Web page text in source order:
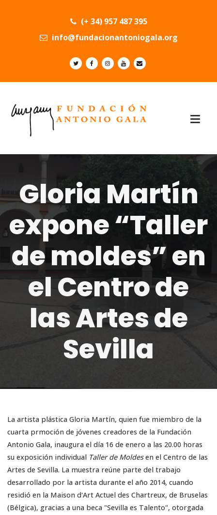
(+ 34) 957 487 395
info@fundacionantoniogala.org
Gloria Martín
expone “Taller
de moldes” en
el Centro de
las Artes de
Sevilla
La artista plástica Gloria Martín, quien fue miembro de la
cuarta prmoción de jóvenes creadores de la Fundación
Antonio Gala, inaugura el día 16 de enero a las 20.00 horas
su exposición individual Taller de Moldesen el Centro de las
Artes de Sevilla. La muestra reúne parte del trabajo
desarrollado por la artista durante el año 2014, cuando
residió en la Maison d'Art Actuel des Chartreux, de Bruselas
(Bélgica), gracias a una beca "Sevilla es Talento", otorgada